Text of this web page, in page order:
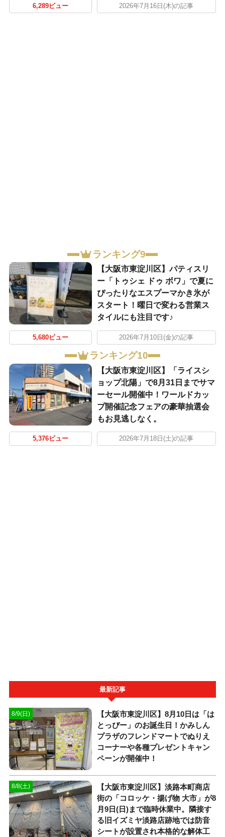
6,289ビュー 2026年7月16日(木)の記事
ランキング9
【大阪市東淀川区】パティスリ
ー「トゥシェ ドゥ ボワ」で夏に
ぴったりなエスプーマかき氷が
スタート！曜日で変わる営業ス
タイルにも注目です♪
5,680ビュー 2026年7月10日(金)の記事
ランキング10
【大阪市東淀川区】「ライスシ
ョップ北陽」で8月31日までサマ
ーセール開催中！ワールドカッ
プ開催記念フェアの豪華抽選会
もお見逃しなく。
5,376ビュー 2026年7月18日(土)の記事
最新記事
8/9(日)
【大阪市東淀川区】8月10日は「は
とっぴー」のお誕生日！かみしん
プラザのフレンドマートでぬりえ
コーナーや各種プレゼントキャン
ペーンが開催中！
8/8(土)
【大阪市東淀川区】淡路本町商店
街の「コロッケ・揚げ物 大市」が8
月9日(日)まで臨時休業中。隣接す
る旧イズミヤ淡路店跡地では防音
シートが設置され本格的な解体工